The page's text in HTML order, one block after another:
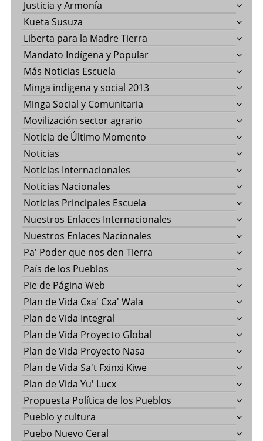
Justicia y Armonía
Kueta Susuza
Liberta para la Madre Tierra
Mandato Indígena y Popular
Más Noticias Escuela
Minga indigena y social 2013
Minga Social y Comunitaria
Movilización sector agrario
Noticia de Último Momento
Noticias
Noticias Internacionales
Noticias Nacionales
Noticias Principales Escuela
Nuestros Enlaces Internacionales
Nuestros Enlaces Nacionales
Pa' Poder que nos den Tierra
País de los Pueblos
Pie de Página Web
Plan de Vida Cxa' Cxa' Wala
Plan de Vida Integral
Plan de Vida Proyecto Global
Plan de Vida Proyecto Nasa
Plan de Vida Sa't Fxinxi Kiwe
Plan de Vida Yu' Lucx
Propuesta Política de los Pueblos
Pueblo y cultura
Puebo Nuevo Ceral